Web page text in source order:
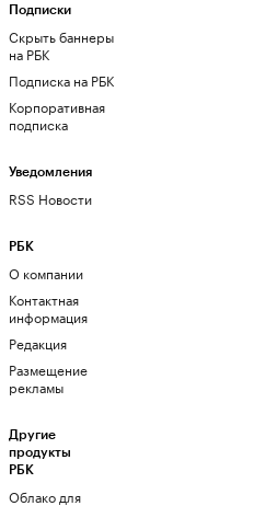
Подписки
Скрыть баннеры
на РБК
Подписка на РБК
Корпоративная
подписка
Уведомления
RSS Новости
РБК
О компании
Контактная
информация
Редакция
Размещение
рекламы
Другие
продукты
РБК
Облако для